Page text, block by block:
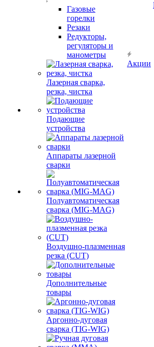
Газовые
горелки
Резаки
Редукторы,
регуляторы и
манометры
Лазерная сварка,
резка, чистка
Подающие
устройства
Аппараты лазерной
сварки
Полуавтоматическая
сварка (MIG-MAG)
Воздушно-плазменная
резка (CUT)
Дополнительные
товары
Аргонно-дуговая
сварка (TIG-WIG)
Акции